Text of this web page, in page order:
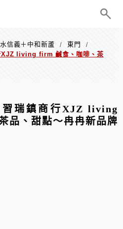
界走透透
信義＋中和新蘆 / 東門
/
XJZ living firm 鹹食、咖啡、茶
習瑞鎮商行XJZ living
品、甜點～冉冉新品牌